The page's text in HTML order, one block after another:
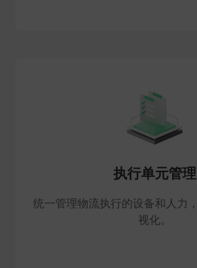
执行单元管理
统一管理物流执行的设备和人力
视化。